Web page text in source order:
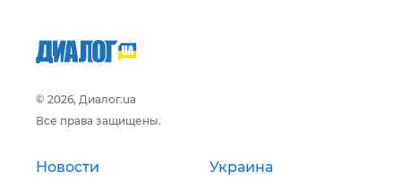
© 2026, Диалог.ua
Все права защищены.
Новости Украина